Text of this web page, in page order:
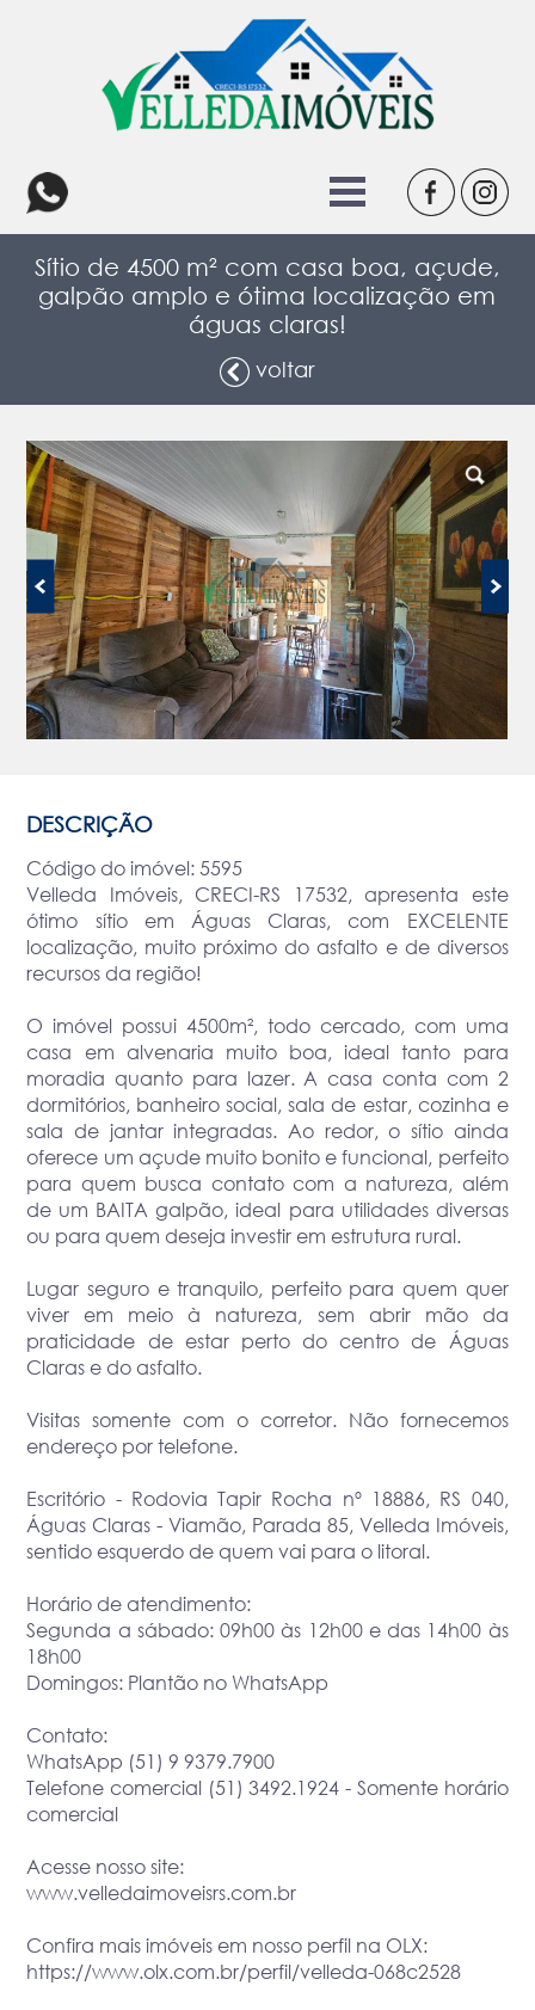
Sítio de 4500 m² com casa boa, açude,
galpão amplo e ótima localização em
águas claras!
voltar
DESCRIÇÃO
Código do imóvel: 5595
Velleda Imóveis, CRECI-RS 17532, apresenta este
ótimo sítio em Águas Claras, com EXCELENTE
localização, muito próximo do asfalto e de diversos
recursos da região!
O imóvel possui 4500m², todo cercado, com uma
casa em alvenaria muito boa, ideal tanto para
moradia quanto para lazer. A casa conta com 2
dormitórios, banheiro social, sala de estar, cozinha e
sala de jantar integradas. Ao redor, o sítio ainda
oferece um açude muito bonito e funcional, perfeito
para quem busca contato com a natureza, além
de um BAITA galpão, ideal para utilidades diversas
ou para quem deseja investir em estrutura rural.
Lugar seguro e tranquilo, perfeito para quem quer
viver em meio à natureza, sem abrir mão da
praticidade de estar perto do centro de Águas
Claras e do asfalto.
Visitas somente com o corretor. Não fornecemos
endereço por telefone.
Escritório - Rodovia Tapir Rocha nº 18886, RS 040,
Águas Claras - Viamão, Parada 85, Velleda Imóveis,
sentido esquerdo de quem vai para o litoral.
Horário de atendimento:
Segunda a sábado: 09h00 às 12h00 e das 14h00 às
18h00
Domingos: Plantão no WhatsApp
Contato:
WhatsApp (51) 9 9379.7900
Telefone comercial (51) 3492.1924 - Somente horário
comercial
Acesse nosso site:
www.velledaimoveisrs.com.br
Confira mais imóveis em nosso perfil na OLX:
https://www.olx.com.br/perfil/velleda-068c2528